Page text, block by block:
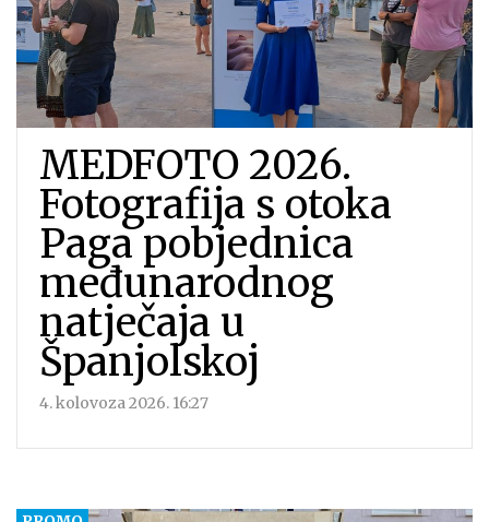
MEDFOTO 2026.
Fotografija s otoka
Paga pobjednica
međunarodnog
natječaja u
Španjolskoj
4. kolovoza 2026. 16:27